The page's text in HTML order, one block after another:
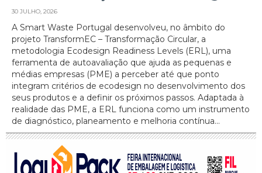
30 JULHO, 2026
A Smart Waste Portugal desenvolveu, no âmbito do
projeto TransformEC – Transformação Circular, a
metodologia Ecodesign Readiness Levels (ERL), uma
ferramenta de autoavaliação que ajuda as pequenas e
médias empresas (PME) a perceber até que ponto
integram critérios de ecodesign no desenvolvimento dos
seus produtos e a definir os próximos passos. Adaptada à
realidade das PME, a ERL funciona como um instrumento
de diagnóstico, planeamento e melhoria contínua...